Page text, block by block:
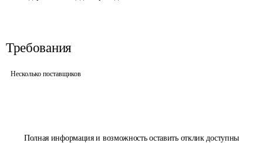
Полная информация и возможность оставить отклик доступны
Требования
Несколько поставщиков